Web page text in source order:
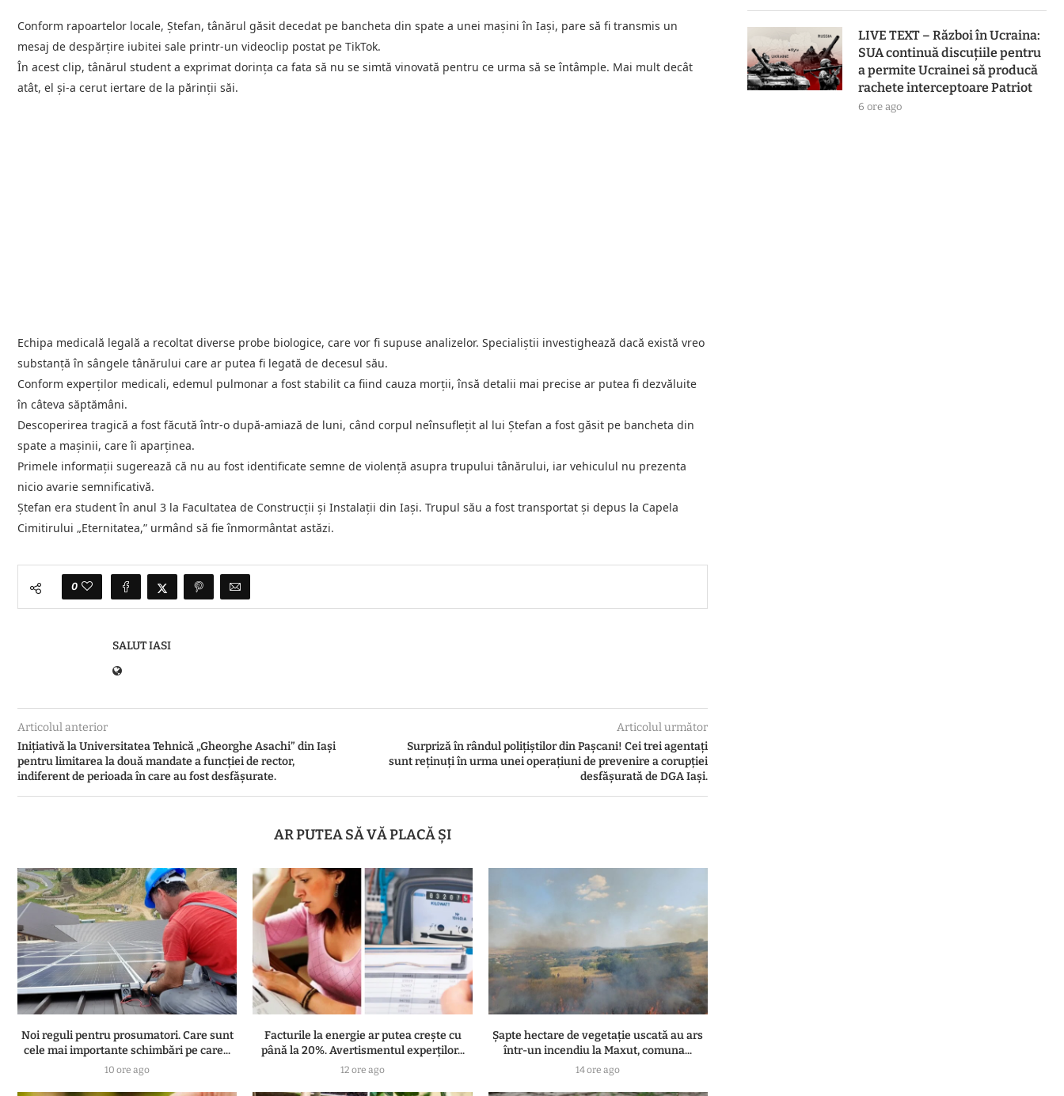
Conform rapoartelor locale, Ștefan, tânărul găsit decedat pe bancheta din spate a unei mașini în Iași, pare să fi transmis un
mesaj de despărțire iubitei sale printr-un videoclip postat pe TikTok.
În acest clip, tânărul student a exprimat dorința ca fata să nu se simtă vinovată pentru ce urma să se întâmple. Mai mult decât
atât, el și-a cerut iertare de la părinții săi.
Echipa medicală legală a recoltat diverse probe biologice, care vor fi supuse analizelor. Specialiștii investighează dacă există vreo
substanță în sângele tânărului care ar putea fi legată de decesul său.
Conform experților medicali, edemul pulmonar a fost stabilit ca fiind cauza morții, însă detalii mai precise ar putea fi dezvăluite
în câteva săptămâni.
Descoperirea tragică a fost făcută într-o după-amiază de luni, când corpul neînsuflețit al lui Ștefan a fost găsit pe bancheta din
spate a mașinii, care îi aparținea.
Primele informații sugerează că nu au fost identificate semne de violență asupra trupului tânărului, iar vehiculul nu prezenta
nicio avarie semnificativă.
Ștefan era student în anul 3 la Facultatea de Construcții și Instalații din Iași. Trupul său a fost transportat și depus la Capela
Cimitirului „Eternitatea,” urmând să fie înmormântat astăzi.
0
SALUT IASI
Articolul anterior
Inițiativă la Universitatea Tehnică „Gheorghe Asachi” din Iași
pentru limitarea la două mandate a funcției de rector,
indiferent de perioada în care au fost desfășurate.
Articolul următor
Surpriză în rândul polițiștilor din Pașcani! Cei trei agentați
sunt reținuți în urma unei operațiuni de prevenire a corupției
desfășurată de DGA Iași.
AR PUTEA SĂ VĂ PLACĂ ȘI
Noi reguli pentru prosumatori. Care sunt
cele mai importante schimbări pe care...
10 ore ago
Facturile la energie ar putea crește cu
până la 20%. Avertismentul experților...
12 ore ago
Șapte hectare de vegetație uscată au ars
într-un incendiu la Maxut, comuna...
14 ore ago
LIVE TEXT – Război în Ucraina:
SUA continuă discuțiile pentru
a permite Ucrainei să producă
rachete interceptoare Patriot
6 ore ago